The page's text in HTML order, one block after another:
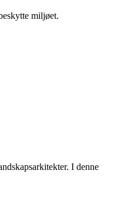
miljøet.
I denne